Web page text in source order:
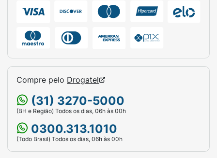
Compre pelo Drogatel
(31) 3270-5000
(BH e Região) Todos os dias, 06h às 00h
0300.313.1010
(Todo Brasil) Todos os dias, 06h às 00h